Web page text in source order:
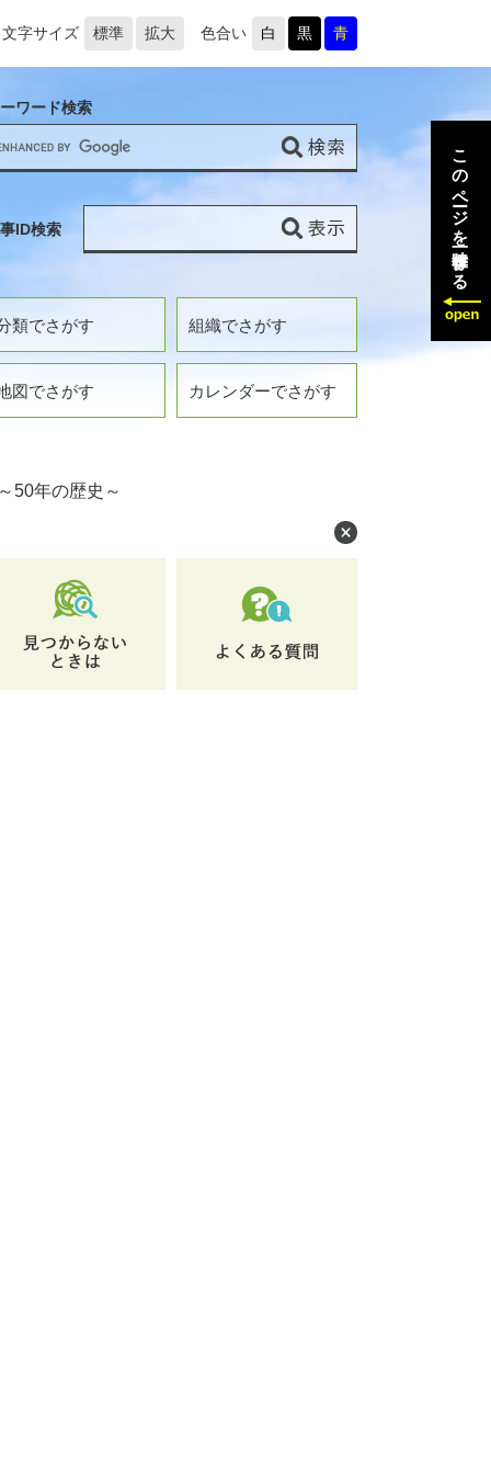
文字サイズ 標準 拡大 色合い 白 黒 青
類でさがす 組織でさがす
図でさがす カレンダーでさがす
ワード検索
ID検索
50年の歴史～
このページを一時保存する